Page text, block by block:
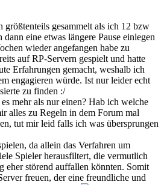
größtenteils gesammelt als ich 12 bzw
eine etwas längere Pause einlegen
wieder angefangen habe zu
auf RP-Servern gespielt und hatte
Erfahrungen gemacht, weshalb ich
engagieren würde. Ist nur leider echt
zu finden :/
mehr als nur einen? Hab ich welche
alles zu Regeln in dem Forum mal
tut mir leid falls ich was übersprungen
da allein das Verfahren um
Spieler herausfiltert, die vermutlich
eher störend auffallen könnten. Somit
freuen, der eine freundliche und